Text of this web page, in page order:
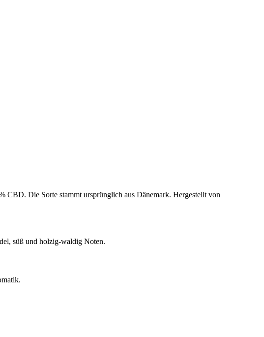
CBD. Die Sorte stammt ursprünglich aus Dänemark. Hergestellt von
süß und holzig-waldig Noten.